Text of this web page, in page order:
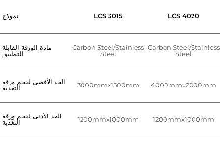
نموذج LCS 3015 LCS 4020
مادة الورقة القابلة
للتطبيق
Carbon Steel/Stainless
Steel
Carbon Steel/Stainless
Steel
الحد الأقصى لحجم ورقة
التغذية
3000mmx1500mm 4000mmx2000mm
الحد الأدنى لحجم ورقة
التغذية
1200mmx1000mm 1200mmx1000mm